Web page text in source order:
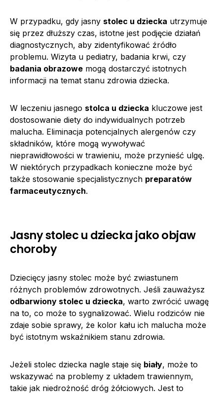
W przypadku, gdy jasny stolec u dziecka utrzymuje
się przez dłuższy czas, istotne jest podjęcie działań
diagnostycznych, aby zidentyfikować źródło
problemu. Wizyta u pediatry, badania krwi, czy
badania obrazowe mogą dostarczyć istotnych
informacji na temat stanu zdrowia dziecka.
W leczeniu jasnego stolca u dziecka kluczowe jest
dostosowanie diety do indywidualnych potrzeb
malucha. Eliminacja potencjalnych alergenów czy
składników, które mogą wywoływać
nieprawidłowości w trawieniu, może przynieść ulgę.
W niektórych przypadkach konieczne może być
także stosowanie specjalistycznych preparatów
farmaceutycznych.
Jasny stolec u dziecka jako objaw
choroby
Dziecięcy jasny stolec może być zwiastunem
różnych problemów zdrowotnych. Jeśli zauważysz
odbarwiony stolec u dziecka, warto zwrócić uwagę
na to, co może to sygnalizować. Wielu rodziców nie
zdaje sobie sprawy, że kolor kału ich malucha może
być istotnym wskaźnikiem stanu zdrowia.
Jeżeli stolec dziecka nagle staje się biały, może to
wskazywać na problemy z układem trawiennym,
takie jak niedrożność dróg żółciowych. Jest to